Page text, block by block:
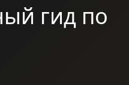
гид по